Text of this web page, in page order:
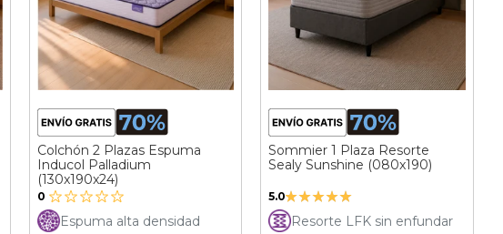
Colchón 2 Plazas Espuma
Inducol Palladium
(130x190x24)
0
Espuma alta densidad
Sommier 1 Plaza Resorte
Sealy Sunshine (080x190)
5.0Valoración:
100%
Resorte LFK sin enfundar